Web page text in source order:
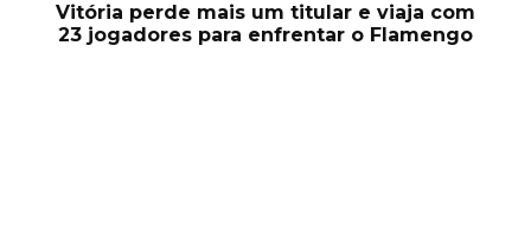
Vitória perde mais um titular e viaja com
23 jogadores para enfrentar o Flamengo